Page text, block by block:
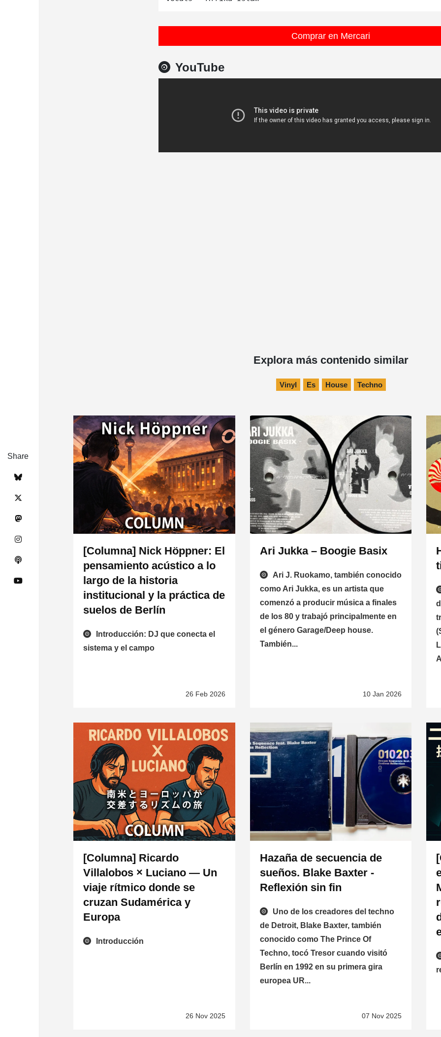
Comprar en Mercari
YouTube
Share
Explora más contenido similar
Vinyl Es House Techno
[Columna] Nick Höppner: El
pensamiento acústico a lo
largo de la historia
institucional y la práctica de
suelos de Berlín
Introducción: DJ que conecta el
sistema y el campo
26 Feb 2026
Ari Jukka – Boogie Basix
Ari J. Ruokamo, también conocido
como Ari Jukka, es un artista que
comenzó a producir música a finales
de los 80 y trabajó principalmente en
el género Garage/Deep house.
También...
10 Jan 2026
[Columna] Ricardo
Villalobos × Luciano — Un
viaje rítmico donde se
cruzan Sudamérica y
Europa
Introducción
26 Nov 2025
Hazaña de secuencia de
sueños. Blake Baxter -
Reflexión sin fin
Uno de los creadores del techno
de Detroit, Blake Baxter, también
conocido como The Prince Of
Techno, tocó Tresor cuando visitó
Berlín en 1992 en su primera gira
europea UR...
07 Nov 2025